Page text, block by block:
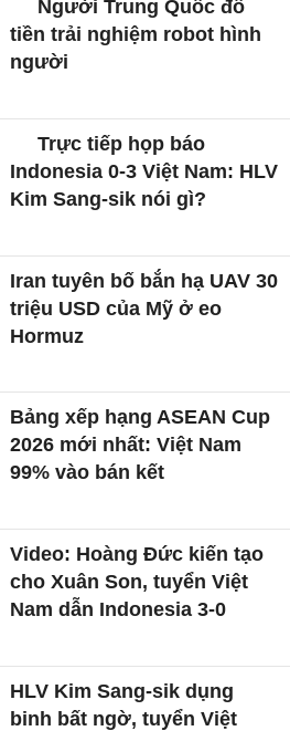
Người Trung Quốc đổ
tiền trải nghiệm robot hình
người
Trực tiếp họp báo
Indonesia 0-3 Việt Nam: HLV
Kim Sang-sik nói gì?
Iran tuyên bố bắn hạ UAV 30
triệu USD của Mỹ ở eo
Hormuz
Bảng xếp hạng ASEAN Cup
2026 mới nhất: Việt Nam
99% vào bán kết
Video: Hoàng Đức kiến tạo
cho Xuân Son, tuyển Việt
Nam dẫn Indonesia 3-0
HLV Kim Sang-sik dụng
binh bất ngờ, tuyển Việt